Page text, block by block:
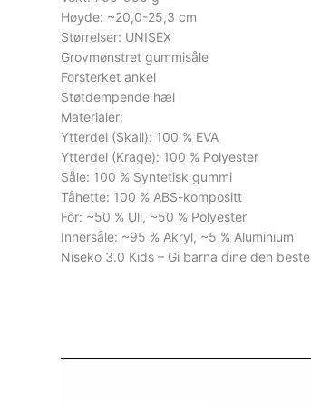
Høyde: ~20,0-25,3 cm
Størrelser: UNISEX
Grovmønstret gummisåle
Forsterket ankel
Støtdempende hæl
Materialer:
Ytterdel (Skall): 100 % EVA
Ytterdel (Krage): 100 % Polyester
Såle: 100 % Syntetisk gummi
Tåhette: 100 % ABS-kompositt
Fôr: ~50 % Ull, ~50 % Polyester
Innersåle: ~95 % Akryl, ~5 % Aluminium
Niseko 3.0 Kids – Gi barna dine den